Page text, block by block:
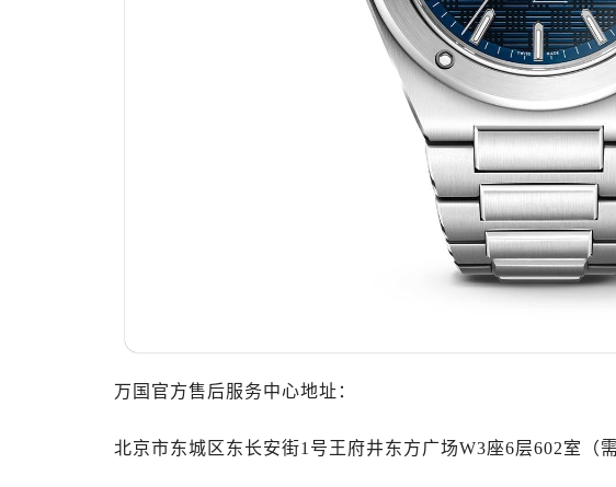
温州市鹿城区锦绣路1067号置信广场10层1015室（
哈尔滨市道里区友谊西路600号富力中心T2座写字楼
大连市中山区人民路15号国际金融大厦7层G室（需
佛山市禅城区季华五路57号万科金融中心C座12层
东莞市东城街道鸿福东路1号民盈国贸中心T1写字楼9
无锡市梁溪区人民中路139号恒隆广场写字楼1座11
南通市崇川区工农路57号圆融广场写字楼16层1603室
苏州市苏州工业园区星港街199号苏州中心办公楼C
武汉市江汉区解放大道686号世界贸易大厦38层09室
南宁市青秀区金湖路59号地王大厦12楼1224室（需
泉州市丰泽区宝洲路729号浦西万达中心写字楼A座7
青岛市南区山东路6号华润大厦B座22层04室（需提前
长春市朝阳区西安大路727号中银大厦A座(旺进大厦
万国官方售后服务中心地址：
北京市东城区东长安街1号王府井东方广场W3座6层602室（